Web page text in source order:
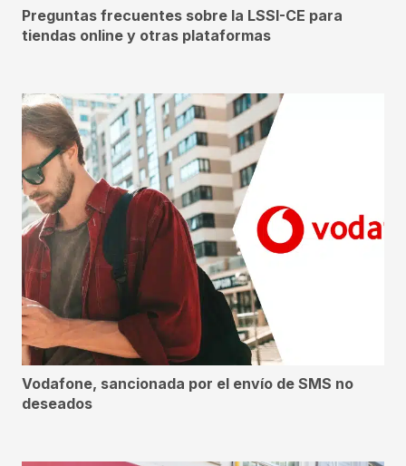
Preguntas frecuentes sobre la LSSI-CE para
tiendas online y otras plataformas
Vodafone, sancionada por el envío de SMS no
deseados